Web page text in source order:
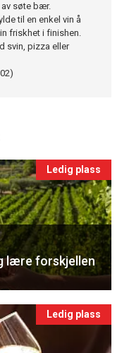
søte bær.
til en enkel vin å
friskhet i finishen.
svin, pizza eller
Ledig plass
lære forskjellen
Ledig plass